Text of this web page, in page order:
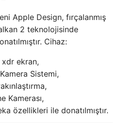
Apple Design, fırçalanmış
2 teknolojisinde
Cihaz:
ekran,
Sistemi,
Kamerası,
özellikleri ile donatılmıştır.